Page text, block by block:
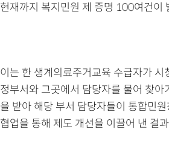
현재까지 복지민원 제 증명 100여건이
이는 한 생계의료주거교육 수급자가
정부서와 그곳에서 담당자를 물어 찾
을 받아 해당 부서 담당자들이 통합민
협업을 통해 제도 개선을 이끌어 낸 결